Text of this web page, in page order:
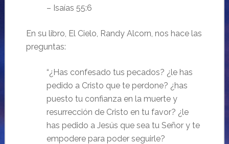
– Isaías 55:6
En su libro, El Cielo, Randy Alcorn, nos hace las
preguntas:
“¿Has confesado tus pecados? ¿le has
pedido a Cristo que te perdone? ¿has
puesto tu confianza en la muerte y
resurrección de Cristo en tu favor? ¿le
has pedido a Jesús que sea tu Señor y te
empodere para poder seguirle?